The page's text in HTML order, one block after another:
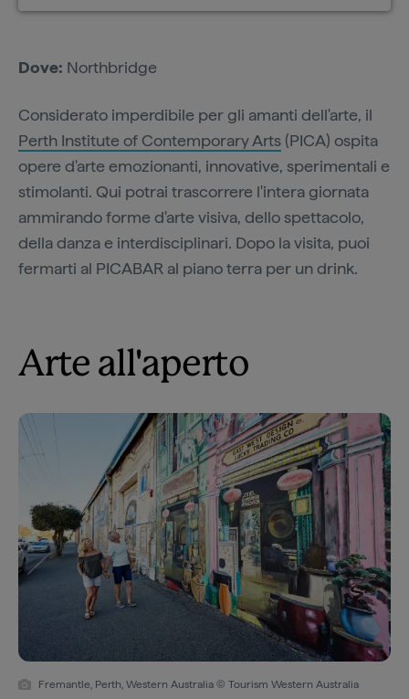
Dove: Northbridge
Considerato imperdibile per gli amanti dell'arte, il
Perth Institute of Contemporary Arts (PICA) ospita
opere d'arte emozionanti, innovative, sperimentali e
stimolanti. Qui potrai trascorrere l'intera giornata
ammirando forme d'arte visiva, dello spettacolo,
della danza e interdisciplinari. Dopo la visita, puoi
fermarti al PICABAR al piano terra per un drink.
Arte all'aperto
Fremantle, Perth, Western Australia © Tourism Western Australia